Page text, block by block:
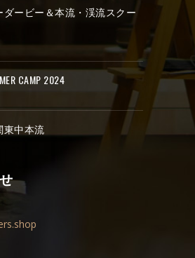
ービー＆本流・渓流スクー
CAMP 2024
東中本流